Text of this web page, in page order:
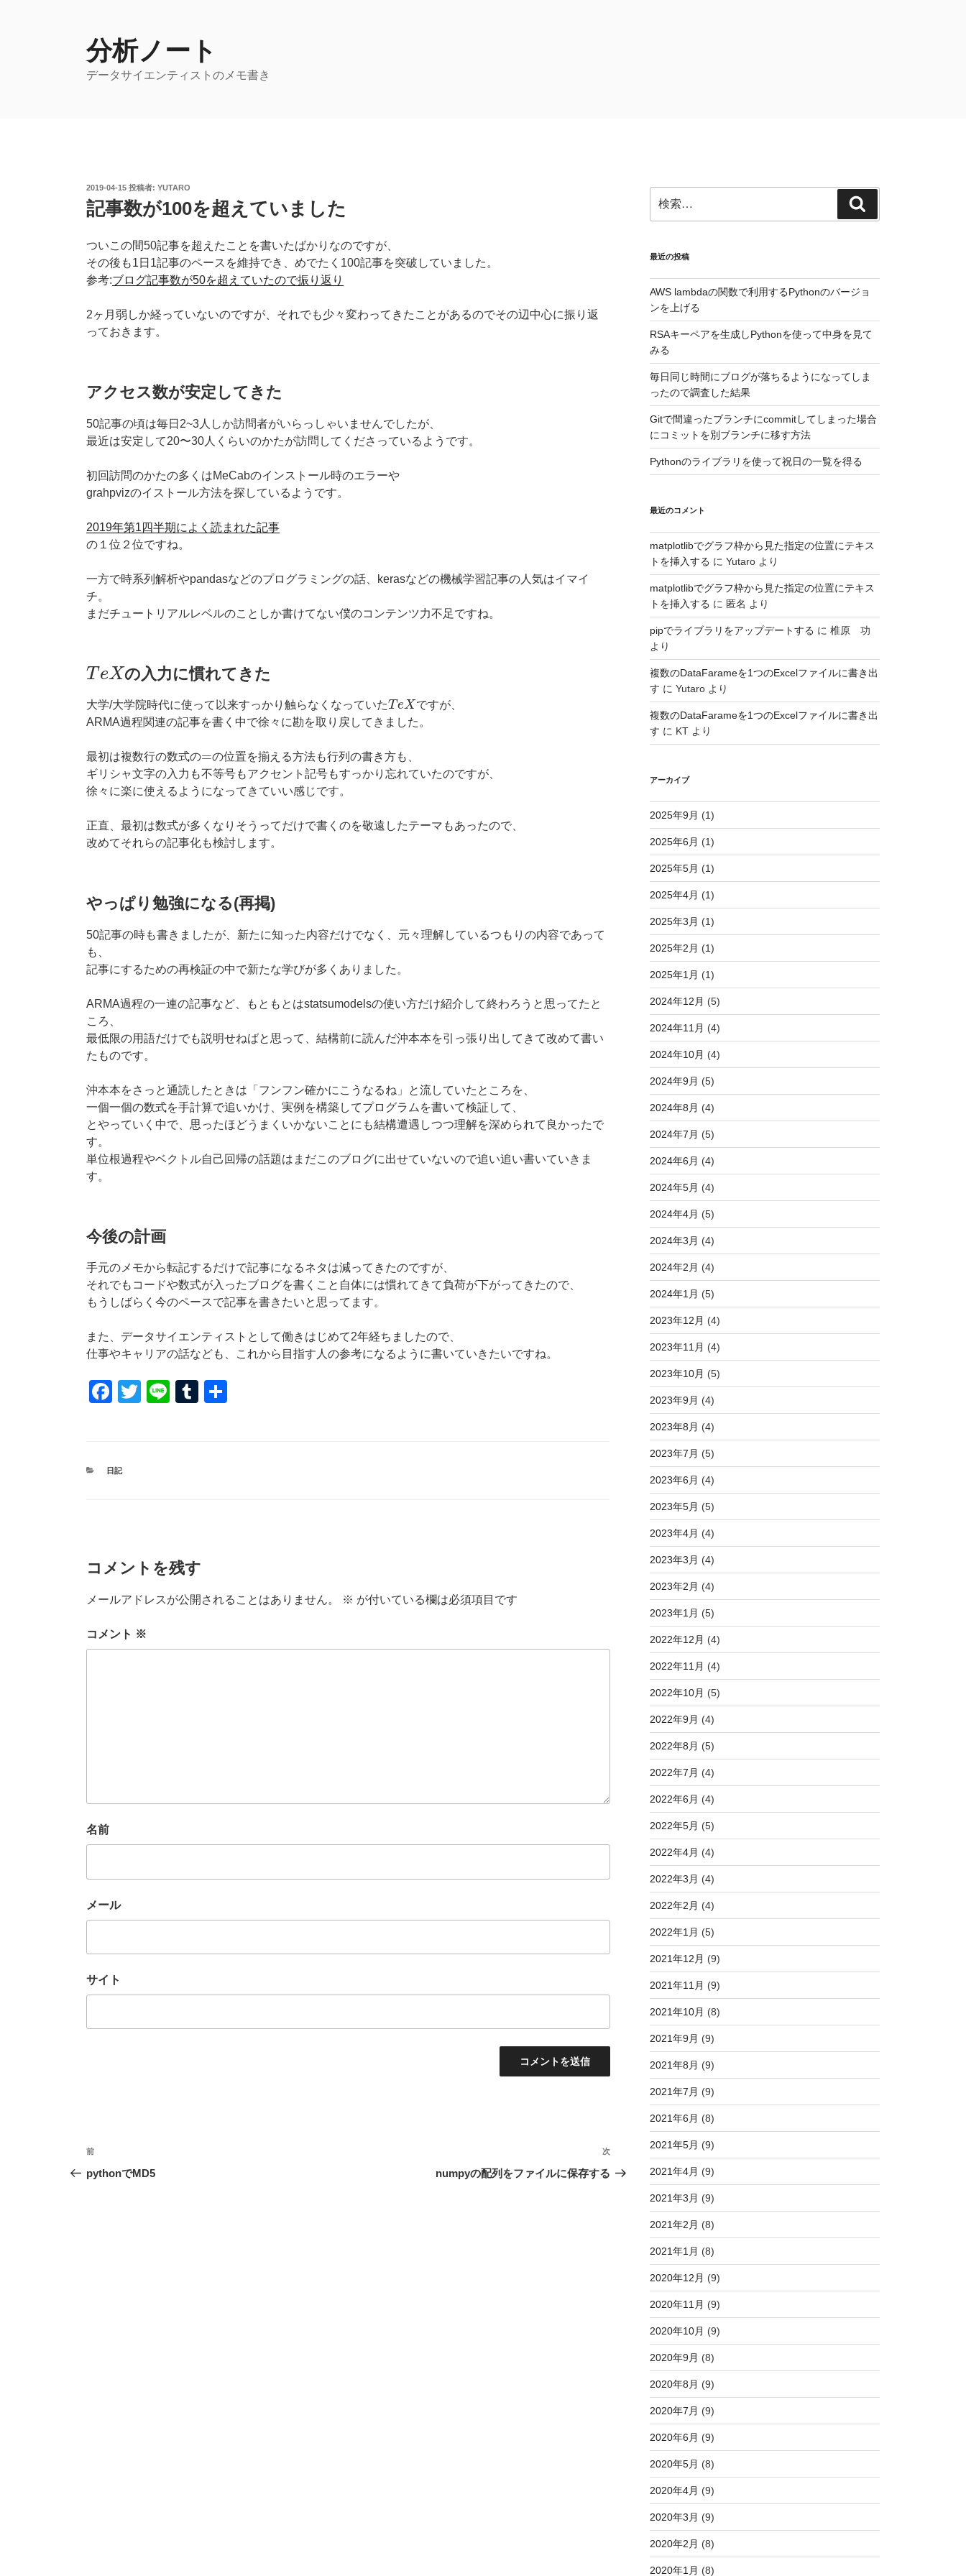
分析ノート
データサイエンティストのメモ書き
投
稿
日:
2019-04-15 投稿者: YUTARO
記事数が100を超えていました
ついこの間50記事を超えたことを書いたばかりなのですが、
その後も1日1記事のペースを維持でき、めでたく100記事を突破していました。
参考:ブログ記事数が50を超えていたので振り返り
2ヶ月弱しか経っていないのですが、それでも少々変わってきたことがあるのでその辺中心に振り返
っておきます。
アクセス数が安定してきた
50記事の頃は毎日2~3人しか訪問者がいらっしゃいませんでしたが、
最近は安定して20〜30人くらいのかたが訪問してくださっているようです。
初回訪問のかたの多くはMeCabのインストール時のエラーや
grahpvizのイストール方法を探しているようです。
2019年第1四半期によく読まれた記事
の１位２位ですね。
一方で時系列解析やpandasなどのプログラミングの話、kerasなどの機械学習記事の人気はイマイ
チ。
まだチュートリアルレベルのことしか書けてない僕のコンテンツ力不足ですね。
Te X
の入力に慣れてきた
大学/大学院時代に使って以来すっかり触らなくなっていた
Te X
ですが、
ARMA過程関連の記事を書く中で徐々に勘を取り戻してきました。
最初は複数行の数式の
の位置を揃える方法も行列の書き方も、
ギリシャ文字の入力も不等号もアクセント記号もすっかり忘れていたのですが、
徐々に楽に使えるようになってきていい感じです。
正直、最初は数式が多くなりそうってだけで書くのを敬遠したテーマもあったので、
改めてそれらの記事化も検討します。
やっぱり勉強になる(再掲)
50記事の時も書きましたが、新たに知った内容だけでなく、元々理解しているつもりの内容であって
も、
記事にするための再検証の中で新たな学びが多くありました。
ARMA過程の一連の記事など、もともとはstatsumodelsの使い方だけ紹介して終わろうと思ってたと
ころ、
最低限の用語だけでも説明せねばと思って、結構前に読んだ沖本本を引っ張り出してきて改めて書い
たものです。
沖本本をさっと通読したときは「フンフン確かにこうなるね」と流していたところを、
一個一個の数式を手計算で追いかけ、実例を構築してプログラムを書いて検証して、
とやっていく中で、思ったほどうまくいかないことにも結構遭遇しつつ理解を深められて良かったで
す。
単位根過程やベクトル自己回帰の話題はまだこのブログに出せていないので追い追い書いていきま
す。
今後の計画
手元のメモから転記するだけで記事になるネタは減ってきたのですが、
それでもコードや数式が入ったブログを書くこと自体には慣れてきて負荷が下がってきたので、
もうしばらく今のペースで記事を書きたいと思ってます。
また、データサイエンティストとして働きはじめて2年経ちましたので、
仕事やキャリアの話なども、これから目指す人の参考になるように書いていきたいですね。
F
e
b
T
Li
T
カ
日記
コメントを残す
メールアドレスが公開されることはありません。 ※ が付いている欄は必須項目です
コメント ※
名前
メール
サイト
投
稿
前
の
前
pythonでMD5
次
の
次
numpyの配列をファイルに保存する
索:
索
最近の投稿
AWS lambdaの関数で利用するPythonのバージョ
ンを上げる
RSAキーペアを生成しPythonを使って中身を見て
みる
毎日同じ時間にブログが落ちるようになってしま
ったので調査した結果
Gitで間違ったブランチにcommitしてしまった場合
にコミットを別ブランチに移す方法
Pythonのライブラリを使って祝日の一覧を得る
最近のコメント
matplotlibでグラフ枠から見た指定の位置にテキス
トを挿入する に Yutaroより
matplotlibでグラフ枠から見た指定の位置にテキス
トを挿入する に 匿名 より
pipでライブラリをアップデートする に 椎原 功
より
複数のDataFarameを1つのExcelファイルに書き出
す に Yutaroより
複数のDataFarameを1つのExcelファイルに書き出
す に KTより
アーカイブ
2025年9月 (1)
2025年6月 (1)
2025年5月 (1)
2025年4月 (1)
2025年3月 (1)
2025年2月 (1)
2025年1月 (1)
2024年12月 (5)
2024年11月 (4)
2024年10月 (4)
2024年9月 (5)
2024年8月 (4)
2024年7月 (5)
2024年6月 (4)
2024年5月 (4)
2024年4月 (5)
2024年3月 (4)
2024年2月 (4)
2024年1月 (5)
2023年12月 (4)
2023年11月 (4)
2023年10月 (5)
2023年9月 (4)
2023年8月 (4)
2023年7月 (5)
2023年6月 (4)
2023年5月 (5)
2023年4月 (4)
2023年3月 (4)
2023年2月 (4)
2023年1月 (5)
2022年12月 (4)
2022年11月 (4)
2022年10月 (5)
2022年9月 (4)
2022年8月 (5)
2022年7月 (4)
2022年6月 (4)
2022年5月 (5)
2022年4月 (4)
2022年3月 (4)
2022年2月 (4)
2022年1月 (5)
2021年12月 (9)
2021年11月 (9)
2021年10月 (8)
2021年9月 (9)
2021年8月 (9)
2021年7月 (9)
2021年6月 (8)
2021年5月 (9)
2021年4月 (9)
2021年3月 (9)
2021年2月 (8)
2021年1月 (8)
2020年12月 (9)
2020年11月 (9)
2020年10月 (9)
2020年9月 (8)
2020年8月 (9)
2020年7月 (9)
2020年6月 (9)
2020年5月 (8)
2020年4月 (9)
2020年3月 (9)
2020年2月 (8)
2020年1月 (8)